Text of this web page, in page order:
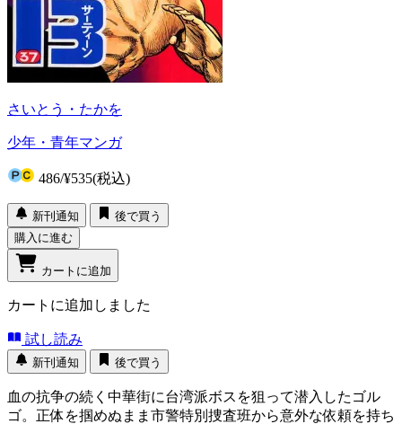
さいとう・たかを
少年・青年マンガ
486/¥535(税込)
新刊通知
後で買う
購入に進む
カートに追加
カートに追加しました
試し読み
新刊通知 後で買う
血の抗争の続く中華街に台湾派ボスを狙って潜入したゴル
ゴ。正体を掴めぬまま市警特別捜査班から意外な依頼を持ち